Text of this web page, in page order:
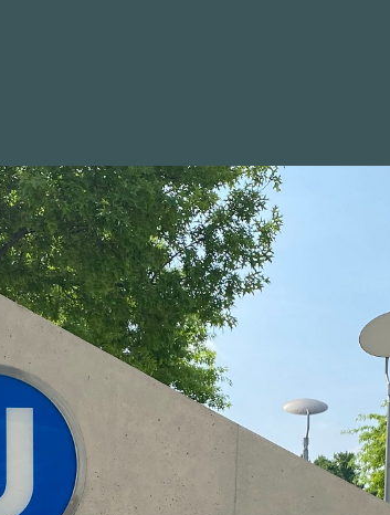
BILDER NEWSLETTER